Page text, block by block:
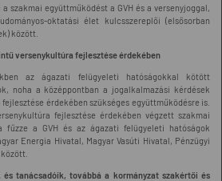
szakmai együttműködést a GVH és a versenyjoggal,
oktatási élet kulcsszereplői (elsősorban
között.
versenykultúra fejlesztése érdekében
az ágazati felügyeleti hatóságokkal kötött
noha a középpontban a jogalkalmazási kérdések
érdekében szükséges együttműködésre is.
fejlesztése érdekében végzett szakmai
fűzze a GVH és az ágazati felügyeleti hatóságok
Energia Hivatal, Magyar Vasúti Hivatal, Pénzügyi
és tanácsadóik, továbbá a kormányzat szakértői és